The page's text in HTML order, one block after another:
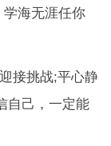
海无涯任你
接挑战;平心静
自己，一定能